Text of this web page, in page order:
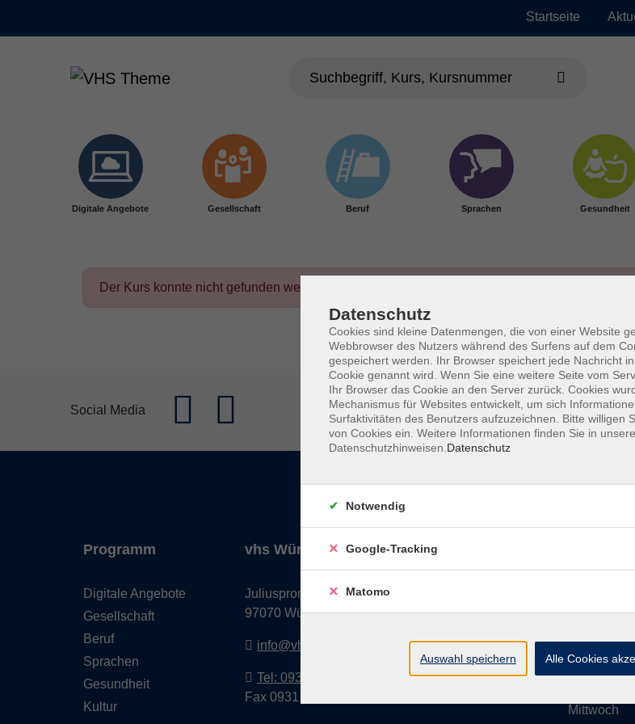
Startseite
Digitale Angebote Gesellschaft Beruf Sprachen Gesundheit
Der Kurs konnte nicht gefunden werden.
Social Media Impressum AGBs
Programm
Digitale Angebote
Gesellschaft
Beruf
Sprachen
Gesundheit
Kultur
vhs Würzburg & Umgebung e. V.
Juliuspromenade 68
97070 Würzburg
info@vhs-wuerzburg.de
Tel: 0931 35593 0
Fax 0931 35593-20
Dienstag
Mittwoch
Datenschutz
Cookies sind kleine Datenmengen, die von einer Website
Webbrowser des Nutzers während des Surfens auf dem
gespeichert werden. Ihr Browser speichert jede Nachricht
Cookie genannt wird. Wenn Sie eine weitere Seite vom
Ihr Browser das Cookie an den Server zurück. Cookies
Mechanismus für Websites entwickelt, um sich
Surfaktivitäten des Benutzers aufzuzeichnen. Bitte willigen
von Cookies ein. Weitere Informationen finden Sie in
Datenschutzhinweisen. Datenschutz
Notwendig
Google-Tracking
Matomo
Auswahl speichern Alle Cookies